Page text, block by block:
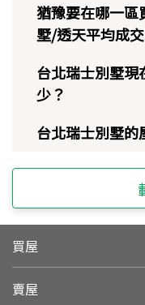
猶豫要在哪一區
墅/透天平均成
台北瑞士別墅
少？
台北瑞士別墅的
買屋
賣屋